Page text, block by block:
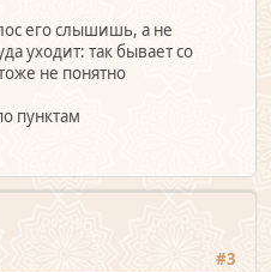
его слышишь, а не
уходит: так бывает со
не понятно
пунктам
#3